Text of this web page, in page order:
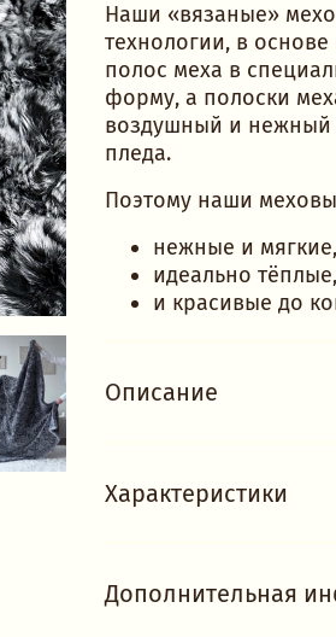
Наши «вязаные»
технологии, в
полос меха в
форму, а полоски
воздушный и нежный
пледа.
Поэтому наши
нежные и
идеально
и красивые до
Описание
Характеристики
Дополнительная